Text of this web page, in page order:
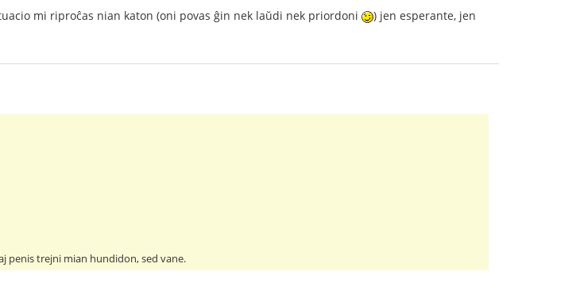
mi riproĉas nian katon (oni povas ĝin nek laŭdi nek priordoni
) jen esperante, jen
penis trejni mian hundidon, sed vane.